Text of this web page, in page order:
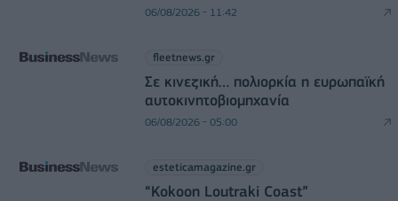
06/08/2026 - 11:42
fleetnews.gr
Σε κινεζική… πολιορκία η ευρωπαϊκή
αυτοκινητοβιομηχανία
06/08/2026 - 05:00
esteticamagazine.gr
“Kokoon Loutraki Coast”